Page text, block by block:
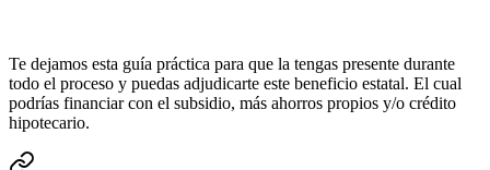
Te dejamos esta guía práctica para que la tengas presente durante
todo el proceso y puedas adjudicarte este beneficio estatal. El cual
podrías financiar con el subsidio, más ahorros propios y/o crédito
hipotecario.